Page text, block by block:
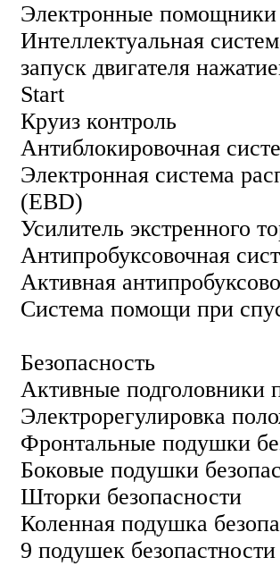
Электронные помощники
Интеллектуальная
запуск двигателя
Start
Круиз контроль
Антиблокировочная
Электронная система
(EBD)
Усилитель экстренного
Антипробуксовочная
Активная
Система помощи при
Безопасность
Активные подголовники
Электрорегулировка
Фронтальные подушки
Боковые подушки
Шторки безопасности
Коленная подушка
9 подушек безопастности